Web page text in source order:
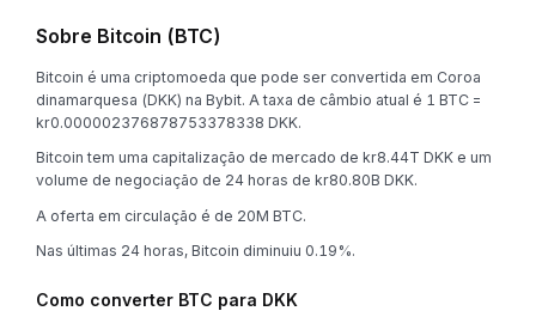
Sobre Bitcoin (BTC)
Bitcoin é uma criptomoeda que pode ser convertida em Coroa
dinamarquesa (DKK) na Bybit. A taxa de câmbio atual é 1 BTC =
kr0.000002376878753378338 DKK.
Bitcoin tem uma capitalização de mercado de kr8.44T DKK e um
volume de negociação de 24 horas de kr80.80B DKK.
A oferta em circulação é de 20M BTC.
Nas últimas 24 horas, Bitcoin diminuiu 0.19%.
Como converter BTC para DKK